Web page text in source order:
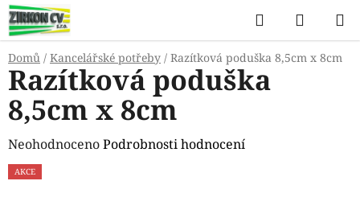
Přejít
na
obsah
Hledat
KOŠÍK
Domů / Kancelářské potřeby / Razítková poduška 8,5cm x 8cm
Razítková poduška
8,5cm x 8cm
Průměrné
hodnocení
NeohodnocenoPodrobnosti hodnocení
AKCE